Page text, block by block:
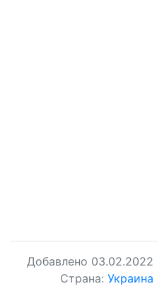
Добавлено 03.02.2022
Страна: Украина